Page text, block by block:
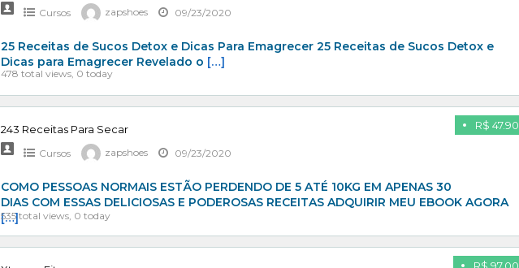
Cursos zapshoes 09/23/2020
25 Receitas de Sucos Detox e Dicas Para Emagrecer 25 Receitas de Sucos Detox e
Dicas para Emagrecer Revelado o […]
478 total views, 0 today
R$ 47.90
243 Receitas Para Secar
Cursos zapshoes 09/23/2020
COMO PESSOAS NORMAIS ESTÃO PERDENDO DE 5 ATÉ 10KG EM APENAS 30
DIAS COM ESSAS DELICIOSAS E PODEROSAS RECEITAS ADQUIRIR MEU EBOOK AGORA
[…]
535 total views, 0 today